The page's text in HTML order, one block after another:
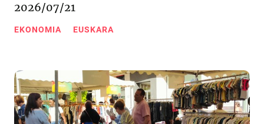
2026/07/21
EKONOMIA EUSKARA